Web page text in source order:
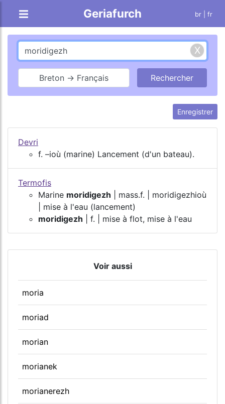
Geriafurch br | fr
Breton → Français
Enregistrer
Devri
f. –ioù (marine) Lancement (d'un bateau).
Termofis
Marine moridigezh | mass.f. | moridigezhioù
| mise à l'eau (lancement)
moridigezh | f. | mise à flot, mise à l'eau
Voir aussi
moria
moriad
morian
morianek
morianerezh